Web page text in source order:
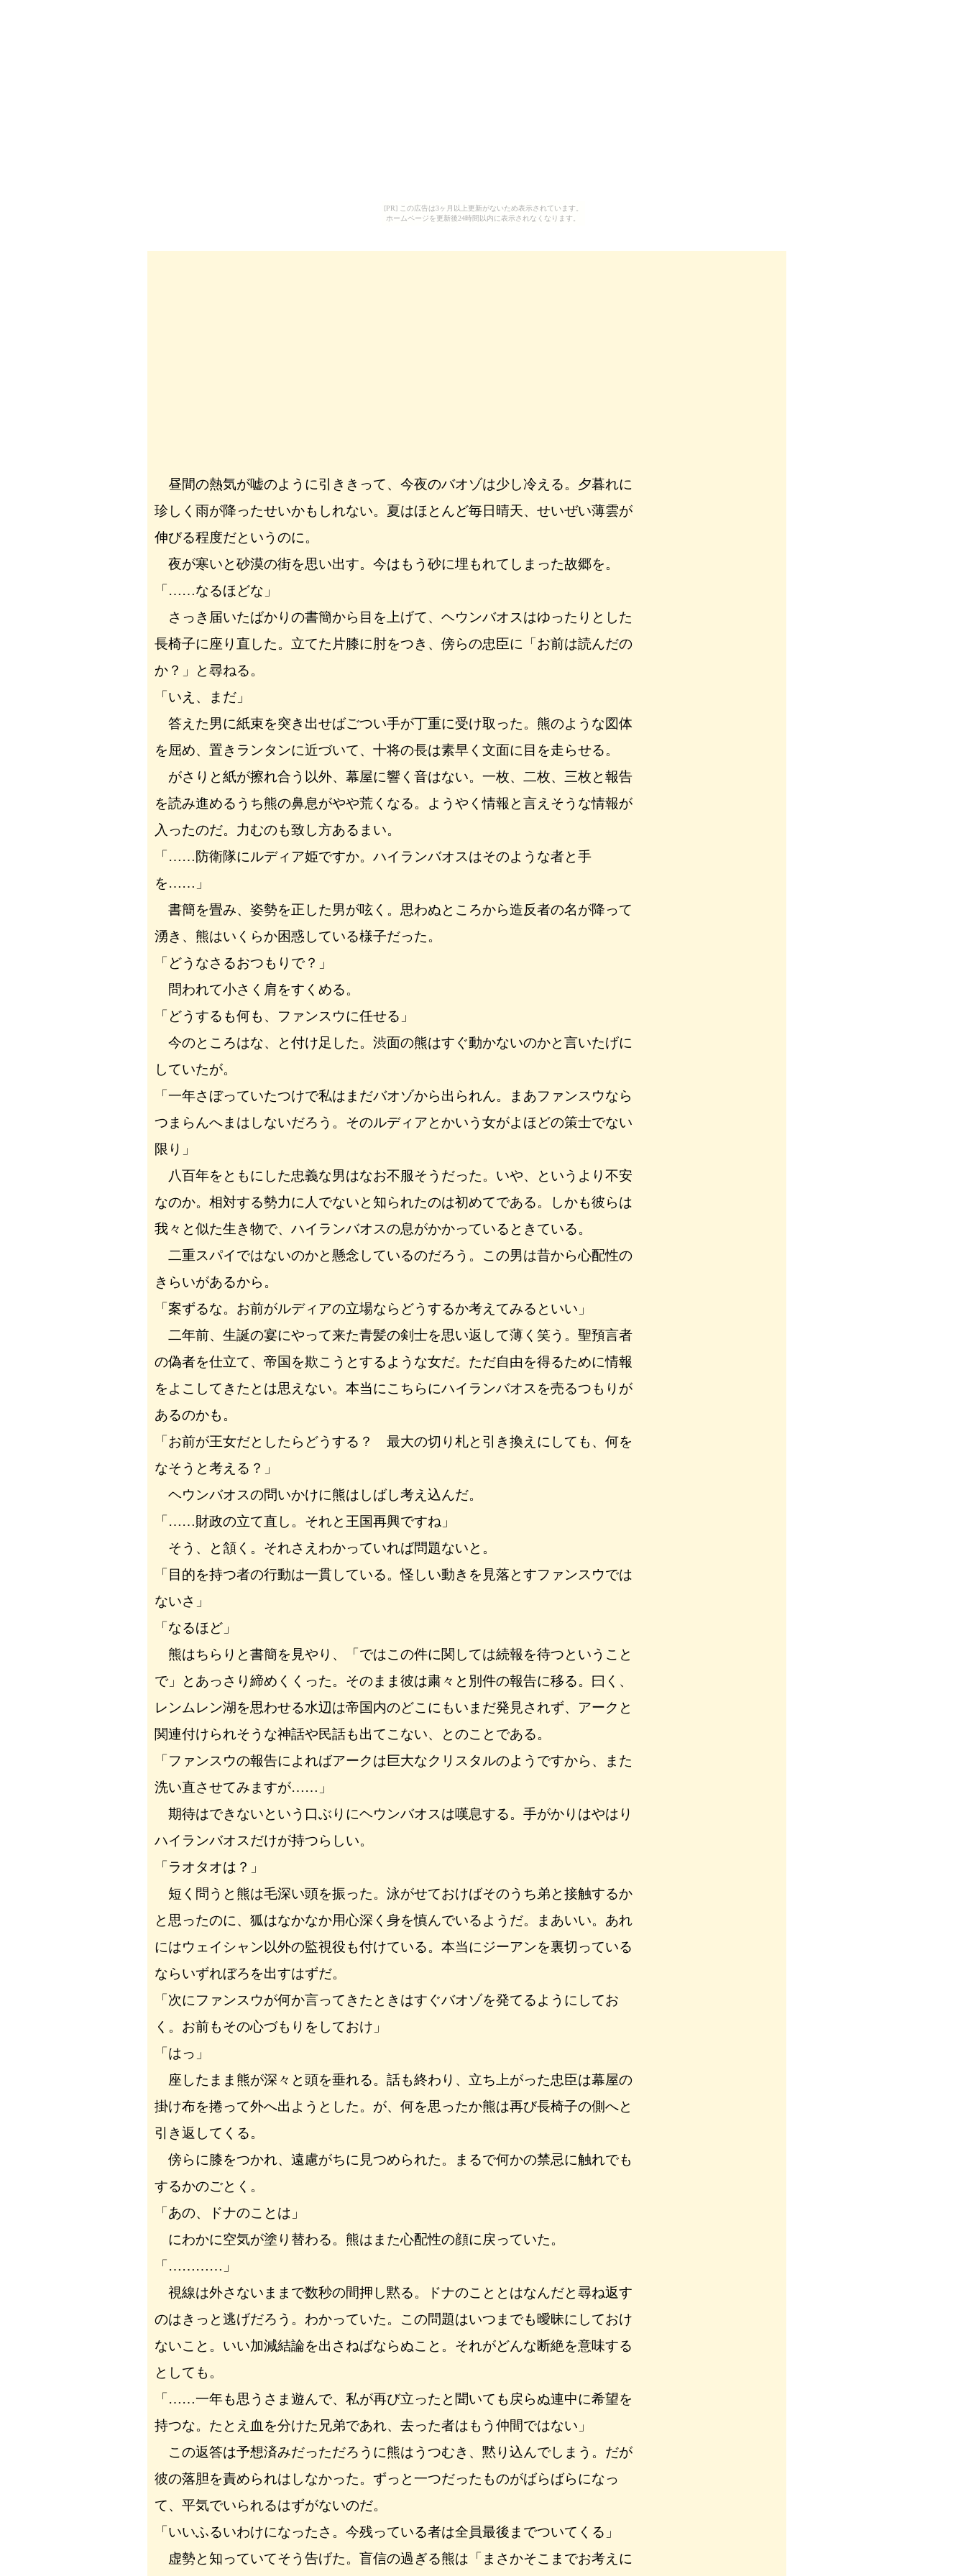
[PR] この広告は3ヶ月以上更新がないため表示されています。
ホームページを更新後24時間以内に表示されなくなります。
昼間の熱気が嘘のように引ききって、今夜のバオゾは少し冷える。夕暮れに
珍しく雨が降ったせいかもしれない。夏はほとんど毎日晴天、せいぜい薄雲が
伸びる程度だというのに。
夜が寒いと砂漠の街を思い出す。今はもう砂に埋もれてしまった故郷を。
「……なるほどな」
さっき届いたばかりの書簡から目を上げて、ヘウンバオスはゆったりとした
長椅子に座り直した。立てた片膝に肘をつき、傍らの忠臣に「お前は読んだの
か？」と尋ねる。
「いえ、まだ」
答えた男に紙束を突き出せばごつい手が丁重に受け取った。熊のような図体
を屈め、置きランタンに近づいて、十将の長は素早く文面に目を走らせる。
がさりと紙が擦れ合う以外、幕屋に響く音はない。一枚、二枚、三枚と報告
を読み進めるうち熊の鼻息がやや荒くなる。ようやく情報と言えそうな情報が
入ったのだ。力むのも致し方あるまい。
「……防衛隊にルディア姫ですか。ハイランバオスはそのような者と手
を……」
書簡を畳み、姿勢を正した男が呟く。思わぬところから造反者の名が降って
湧き、熊はいくらか困惑している様子だった。
「どうなさるおつもりで？」
問われて小さく肩をすくめる。
「どうするも何も、ファンスウに任せる」
今のところはな、と付け足した。渋面の熊はすぐ動かないのかと言いたげに
していたが。
「一年さぼっていたつけで私はまだバオゾから出られん。まあファンスウなら
つまらんへまはしないだろう。そのルディアとかいう女がよほどの策士でない
限り」
八百年をともにした忠義な男はなお不服そうだった。いや、というより不安
なのか。相対する勢力に人でないと知られたのは初めてである。しかも彼らは
我々と似た生き物で、ハイランバオスの息がかかっているときている。
二重スパイではないのかと懸念しているのだろう。この男は昔から心配性の
きらいがあるから。
「案ずるな。お前がルディアの立場ならどうするか考えてみるといい」
二年前、生誕の宴にやって来た青髪の剣士を思い返して薄く笑う。聖預言者
の偽者を仕立て、帝国を欺こうとするような女だ。ただ自由を得るために情報
をよこしてきたとは思えない。本当にこちらにハイランバオスを売るつもりが
あるのかも。
「お前が王女だとしたらどうする？ 最大の切り札と引き換えにしても、何を
なそうと考える？」
ヘウンバオスの問いかけに熊はしばし考え込んだ。
「……財政の立て直し。それと王国再興ですね」
そう、と頷く。それさえわかっていれば問題ないと。
「目的を持つ者の行動は一貫している。怪しい動きを見落とすファンスウでは
ないさ」
「なるほど」
熊はちらりと書簡を見やり、「ではこの件に関しては続報を待つということ
で」とあっさり締めくくった。そのまま彼は粛々と別件の報告に移る。曰く、
レンムレン湖を思わせる水辺は帝国内のどこにもいまだ発見されず、アークと
関連付けられそうな神話や民話も出てこない、とのことである。
「ファンスウの報告によればアークは巨大なクリスタルのようですから、また
洗い直させてみますが……」
期待はできないという口ぶりにヘウンバオスは嘆息する。手がかりはやはり
ハイランバオスだけが持つらしい。
「ラオタオは？」
短く問うと熊は毛深い頭を振った。泳がせておけばそのうち弟と接触するか
と思ったのに、狐はなかなか用心深く身を慎んでいるようだ。まあいい。あれ
にはウェイシャン以外の監視役も付けている。本当にジーアンを裏切っている
ならいずれぼろを出すはずだ。
「次にファンスウが何か言ってきたときはすぐバオゾを発てるようにしてお
く。お前もその心づもりをしておけ」
「はっ」
座したまま熊が深々と頭を垂れる。話も終わり、立ち上がった忠臣は幕屋の
掛け布を捲って外へ出ようとした。が、何を思ったか熊は再び長椅子の側へと
引き返してくる。
傍らに膝をつかれ、遠慮がちに見つめられた。まるで何かの禁忌に触れでも
するかのごとく。
「あの、ドナのことは」
にわかに空気が塗り替わる。熊はまた心配性の顔に戻っていた。
「…………」
視線は外さないままで数秒の間押し黙る。ドナのこととはなんだと尋ね返す
のはきっと逃げだろう。わかっていた。この問題はいつまでも曖昧にしておけ
ないこと。いい加減結論を出さねばならぬこと。それがどんな断絶を意味する
としても。
「……一年も思うさま遊んで、私が再び立ったと聞いても戻らぬ連中に希望を
持つな。たとえ血を分けた兄弟であれ、去った者はもう仲間ではない」
この返答は予想済みだっただろうに熊はうつむき、黙り込んでしまう。だが
彼の落胆を責められはしなかった。ずっと一つだったものがばらばらになっ
て、平気でいられるはずがないのだ。
「いいふるいわけになったさ。今残っている者は全員最後までついてくる」
虚勢と知っていてそう告げた。盲信の過ぎる熊は「まさかそこまでお考えに